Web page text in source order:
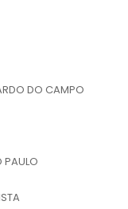
DO CAMPO
PAULO